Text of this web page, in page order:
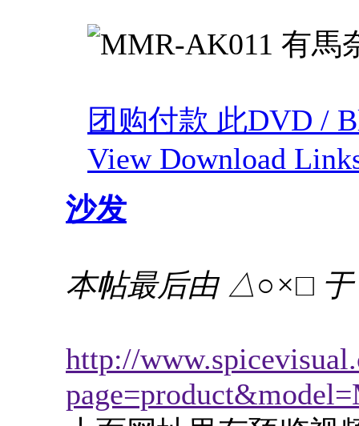
团购付款 此DVD /
View Download
沙发
本帖最后由 △○×□ 于
http://